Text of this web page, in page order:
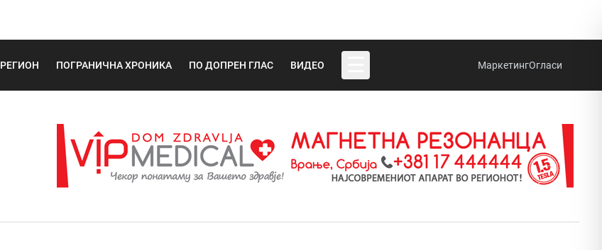
РЕГИОН ПОГРАНИЧНА ХРОНИКА ПО ДОПРЕН ГЛАС ВИДЕО МаркетингОгласи